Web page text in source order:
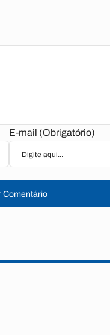
E-mail (Obrigatório)
Comentário